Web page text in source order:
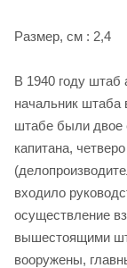
Размер, см : 2,4
В 1940 году штаб
начальник штаба
штабе были двое
капитана,
входило
осуществление
вышестоящими
вооружены,